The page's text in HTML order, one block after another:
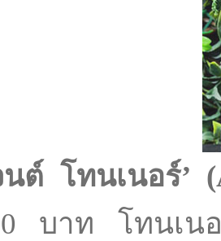
นต์ โทนเนอร์’ (
บาท โทนเน